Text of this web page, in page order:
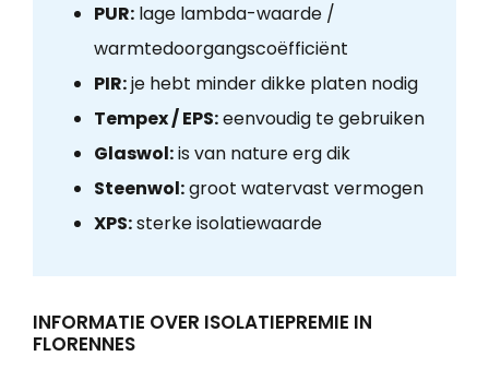
PUR:lage lambda-waarde /
warmtedoorgangscoëfficiënt
PIR:je hebt minder dikke platen nodig
Tempex / EPS:eenvoudig te gebruiken
Glaswol:is van nature erg dik
Steenwol:groot watervast vermogen
XPS:sterke isolatiewaarde
INFORMATIE OVER ISOLATIEPREMIE IN
FLORENNES